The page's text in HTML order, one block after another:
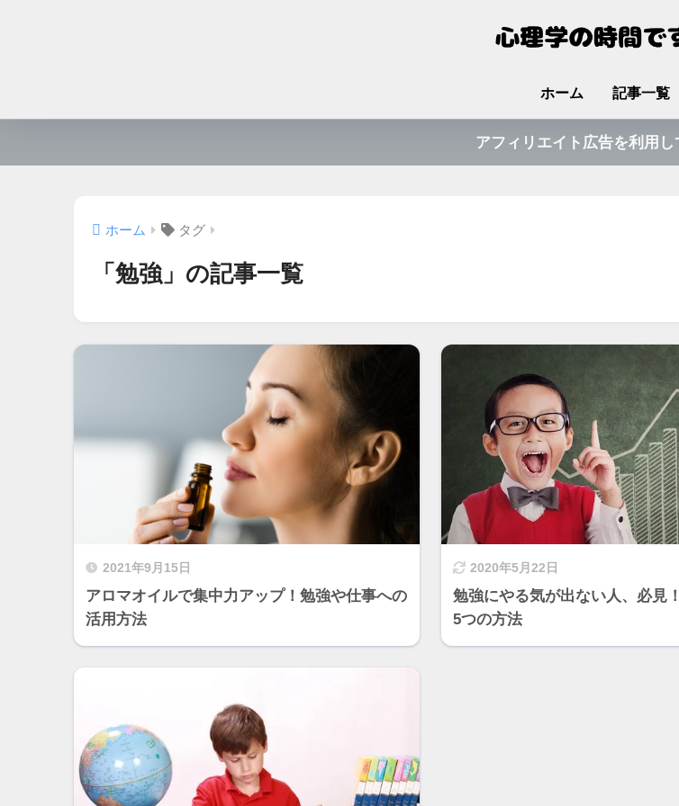
ホーム 記事一覧
アフィリエイト広告を利用し
ホーム タグ
「勉強」の記事一覧
2021年9月15日
アロマオイルで集中力アップ！勉強や仕事への
活用方法
2020年5月22日
勉強にやる気が出ない人、必見
5つの方法